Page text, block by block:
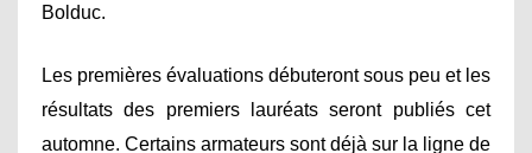
Bolduc.
Les premières évaluations débuteront sous peu et les
résultats des premiers lauréats seront publiés cet
automne. Certains armateurs sont déjà sur la ligne de